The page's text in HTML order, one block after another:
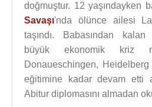
doğmuştur. 12 yaşındayken
Savaşı'nda ölünce ailesi
taşındı. Babasından
büyük ekonomik kriz
Donaueschingen,
eğitimine kadar devam etti
Abitur diplomasını almadan